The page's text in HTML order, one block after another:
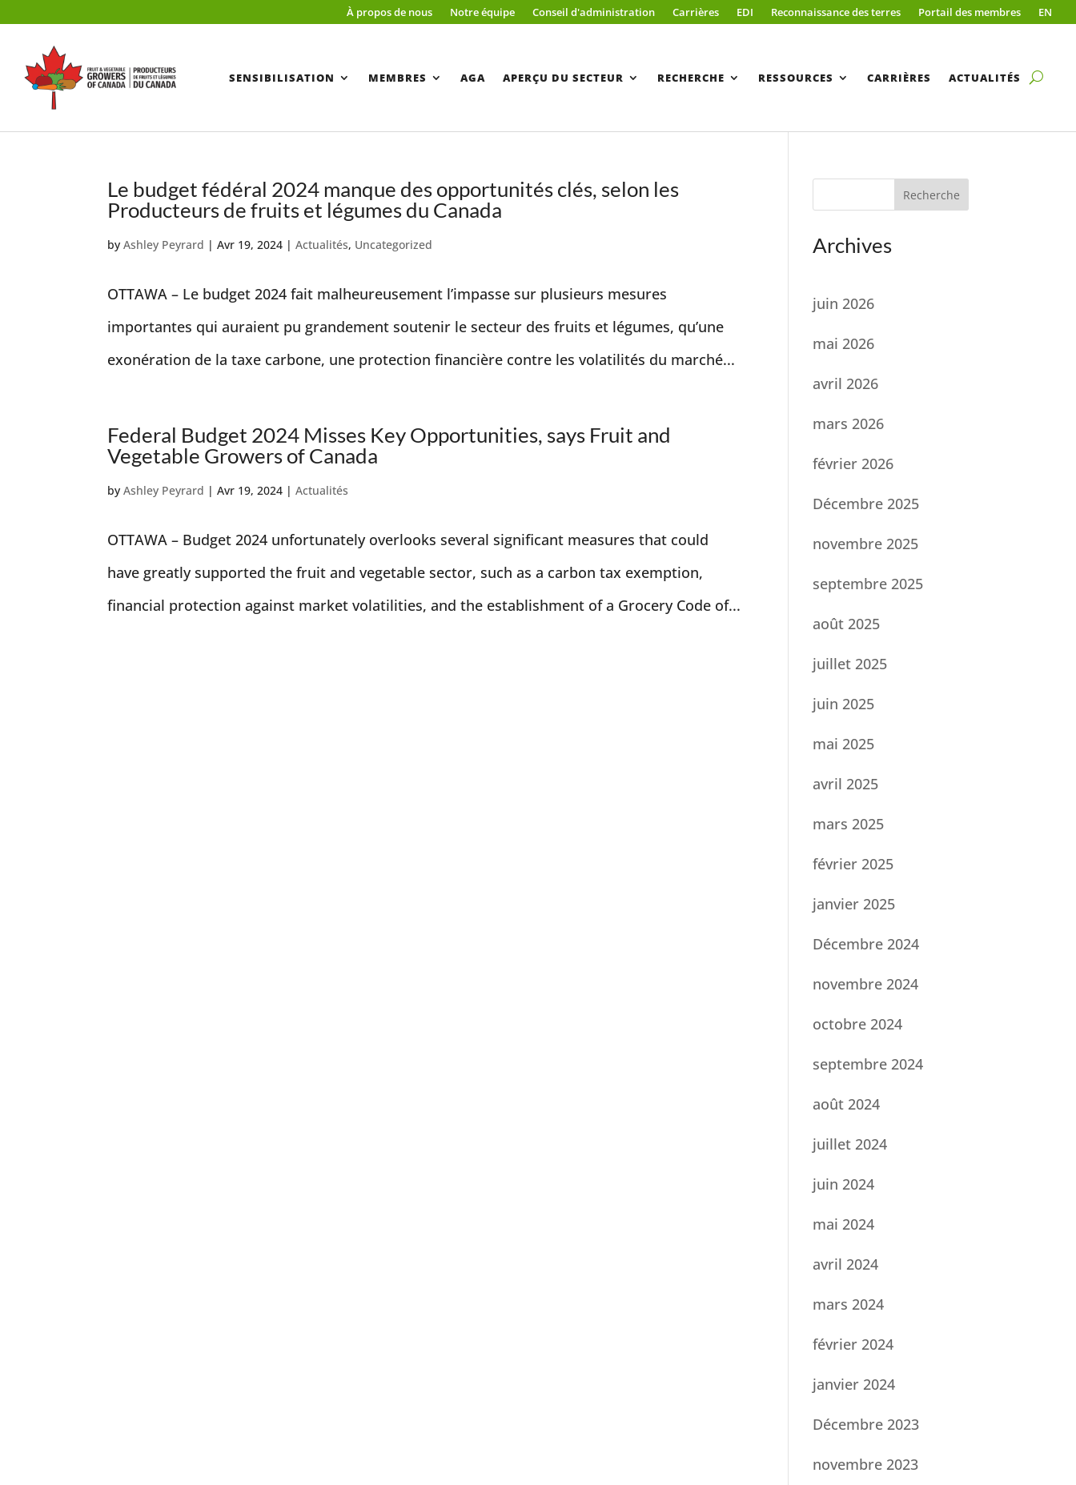
À propos de nous Notre équipe Conseil d'administration Carrières EDI Reconnaissance des terres Portail des membres EN
SENSIBILISATION MEMBRES AGA APERÇU DU SECTEUR RECHERCHE RESSOURCES CARRIÈRES ACTUALITÉS
Le budget fédéral 2024 manque des opportunités clés, selon les
Producteurs de fruits et légumes du Canada
byAshley Peyrard |Avr 19, 2024 |Actualités, Uncategorized
OTTAWA – Le budget 2024 fait malheureusement l’impasse sur plusieurs mesures
importantes qui auraient pu grandement soutenir le secteur des fruits et légumes, qu’une
exonération de la taxe carbone, une protection financière contre les volatilités du marché...
Federal Budget 2024 Misses Key Opportunities, says Fruit and
Vegetable Growers of Canada
byAshley Peyrard |Avr 19, 2024 |Actualités
OTTAWA – Budget 2024 unfortunately overlooks several significant measures that could
have greatly supported the fruit and vegetable sector, such as a carbon tax exemption,
financial protection against market volatilities, and the establishment of a Grocery Code of...
Recherche
Archives
juin 2026
mai 2026
avril 2026
mars 2026
février 2026
Décembre 2025
novembre 2025
septembre 2025
août 2025
juillet 2025
juin 2025
mai 2025
avril 2025
mars 2025
février 2025
janvier 2025
Décembre 2024
novembre 2024
octobre 2024
septembre 2024
août 2024
juillet 2024
juin 2024
mai 2024
avril 2024
mars 2024
février 2024
janvier 2024
Décembre 2023
novembre 2023